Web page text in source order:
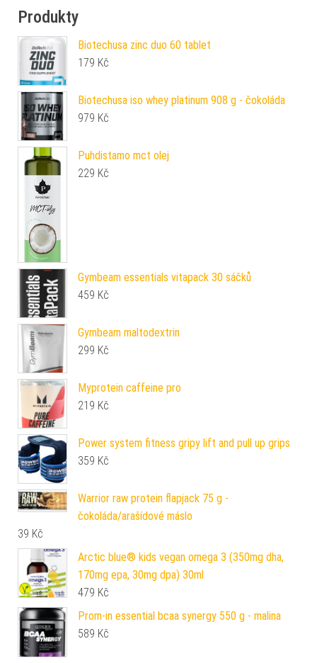
Produkty
Biotechusa zinc duo 60 tablet
179 Kč
Biotechusa iso whey platinum 908 g - čokoláda
979 Kč
Puhdistamo mct olej
229 Kč
Gymbeam essentials vitapack 30 sáčků
459 Kč
Gymbeam maltodextrin
299 Kč
Myprotein caffeine pro
219 Kč
Power system fitness gripy lift and pull up grips
359 Kč
Warrior raw protein flapjack 75 g -
čokoláda/arašídové máslo
39 Kč
Arctic blue® kids vegan omega 3 (350mg dha,
170mg epa, 30mg dpa) 30ml
479 Kč
Prom-in essential bcaa synergy 550 g - malina
589 Kč